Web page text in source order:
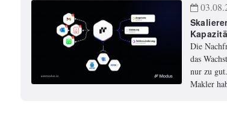
Die
das
nur zu
Makler